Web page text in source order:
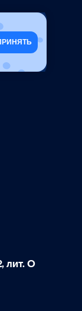
лит. О